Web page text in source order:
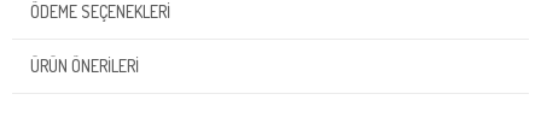
ÖDEME SEÇENEKLERI
ÜRÜN ÖNERILERI